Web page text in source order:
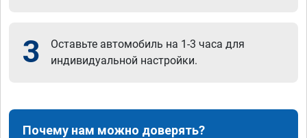
3
Оставьте автомобиль на 1-3 часа для
индивидуальной настройки.
Почему нам можно доверять?